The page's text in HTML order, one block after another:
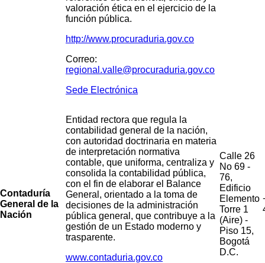
valoración ética en el ejercicio de la
función pública.
http://www.procuraduria.gov.co
Correo:
regional.valle@procuraduria.gov.co
Sede Electrónica
Contaduría
General de la
Nación
Entidad rectora que regula la
contabilidad general de la nación,
con autoridad doctrinaria en materia
de interpretación normativa
contable, que uniforma, centraliza y
consolida la contabilidad pública,
con el fin de elaborar el Balance
General, orientado a la toma de
decisiones de la administración
pública general, que contribuye a la
gestión de un Estado moderno y
trasparente.
www.contaduria.gov.co
Calle 26
No 69 -
76,
Edificio
Elemento
Torre 1
(Aire) -
Piso 15,
Bogotá
D.C.